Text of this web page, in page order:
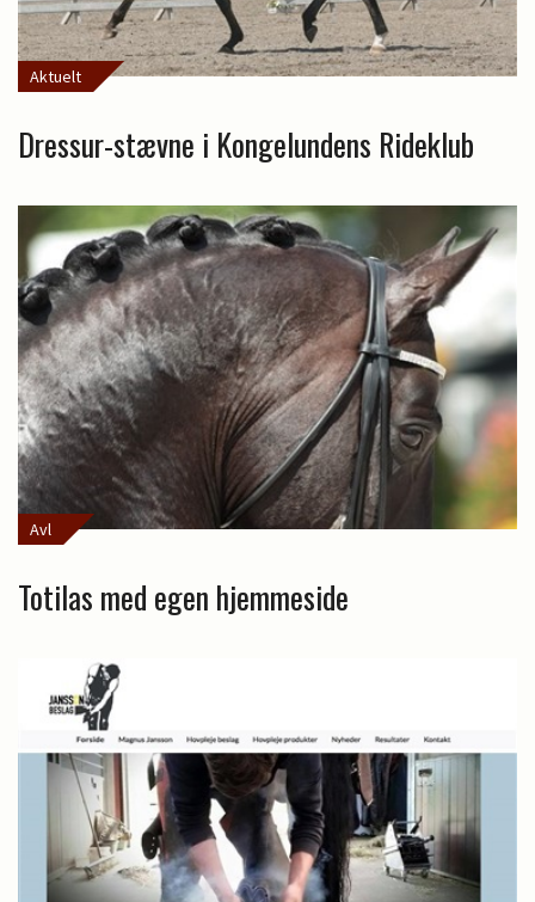
Aktuelt
Dressur-stævne i Kongelundens Rideklub
Avl
Totilas med egen hjemmeside